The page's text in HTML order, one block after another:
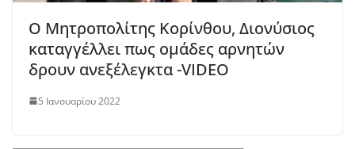
Ο Μητροπολίτης Κορίνθου, Διονύσιος
καταγγέλλει πως ομάδες αρνητών
δρουν ανεξέλεγκτα -VIDEO
5 Ιανουαρίου 2022